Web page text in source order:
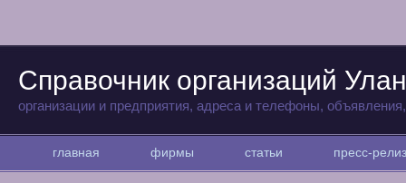
Справочник организаций
организации и предприятия, адреса и телефоны,
главная фирмы статьи пресс-